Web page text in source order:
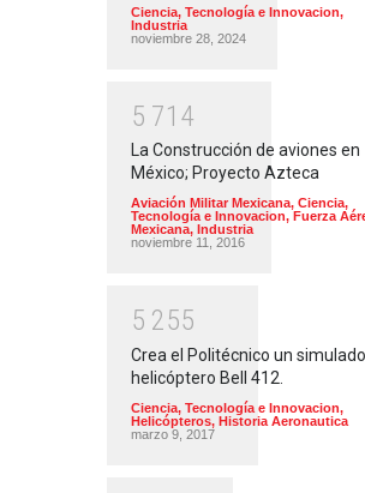
Ciencia, Tecnología e Innovacion,
Industria
noviembre 28, 2024
5 71 4
La Construcción de aviones en
México; Proyecto Azteca
Aviación Militar Mexicana, Ciencia,
Tecnología e Innovacion, Fuerza
Mexicana, Industria
noviembre 11, 2016
5 255
Crea el Politécnico un
helicóptero Bell 412.
Ciencia, Tecnología e Innovacion,
Helicópteros, Historia Aeronautica
marzo 9, 2017